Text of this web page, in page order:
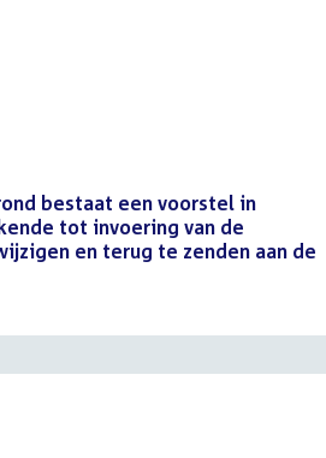
bestaat een voorstel in
tot invoering van de
en terug te zenden aan de